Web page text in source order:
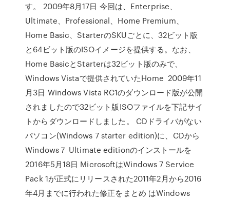
す。 2009年8月17日 今回は、Enterprise、
Ultimate、Professional、Home Premium、
Home Basic、StarterのSKUごとに、32ビット版
と64ビット版のISOイメージを提供する。なお、
Home BasicとStarterは32ビット版のみで、
Windows Vistaで提供されていたHome 2009年11
月3日 Windows Vista RC1のダウンロード版が公開
されましたので32ビット版ISOファイルを下記サイ
トからダウンロードしました。 CDドライバがない
パソコン(Windows 7 starter edition)に、CDから
Windows７ Ultimate editionのインストールを
2016年5月18日 MicrosoftはWindows 7 Service
Pack 1が正式にリリースされた2011年2月から2016
年4月までに行われた修正をまとめ はWindows